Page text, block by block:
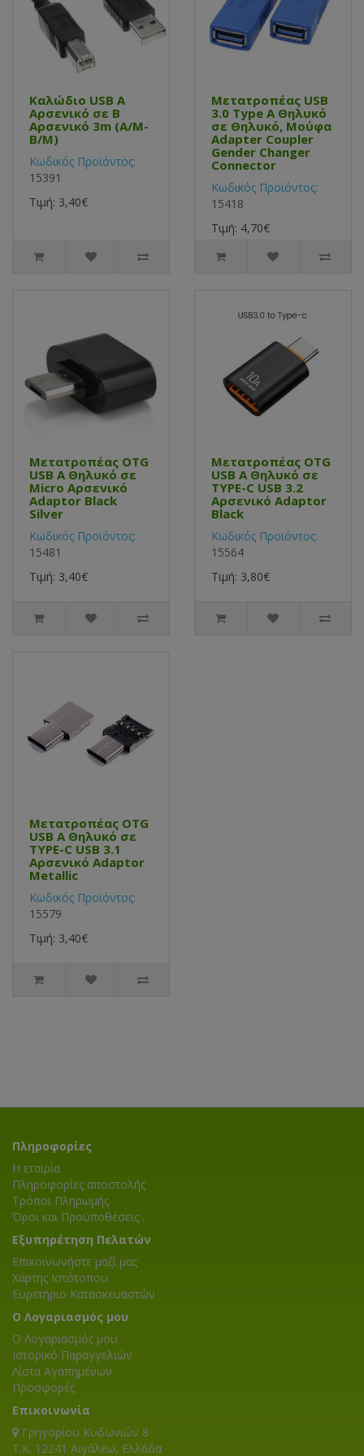
Καλώδιο USB Α
Αρσενικό σε B
Αρσενικό 3m (A/M-
B/M)
Κωδικός Προϊόντος:
15391
Τιμή: 3,40€
Μετατροπέας USB
3.0 Type A Θηλυκό
σε Θηλυκό, Μούφα
Adapter Coupler
Gender Changer
Connector
Κωδικός Προϊόντος:
15418
Τιμή: 4,70€
Μετατροπέας OTG
USB Α Θηλυκό σε
Micro Αρσενικό
Adaptor Black
Silver
Κωδικός Προϊόντος:
15481
Τιμή: 3,40€
Μετατροπέας OTG
USB Α Θηλυκό σε
TYPE-C USB 3.2
Αρσενικό Adaptor
Black
Κωδικός Προϊόντος:
15564
Τιμή: 3,80€
Μετατροπέας OTG
USB Α Θηλυκό σε
TYPE-C USB 3.1
Αρσενικό Adaptor
Metallic
Κωδικός Προϊόντος:
15579
Τιμή: 3,40€
Πληροφορίες
Η εταιρία
Πληροφορίες αποστολής
Τρόποι Πληρωμής
Όροι και Προϋποθέσεις .
Εξυπηρέτηση Πελατών
Επικοινωνήστε μαζί μας
Χάρτης Ιστότοπου
Ευρετήριο Κατασκευαστών
Ο Λογαριασμός μου
Ο Λογαριασμός μου
Ιστορικό Παραγγελιών
Λίστα Αγαπημένων
Προσφορές
Επικοινωνία
Γρηγορίου Κυδωνιών 8
T.K. 12241 Αιγάλεω, Ελλάδα